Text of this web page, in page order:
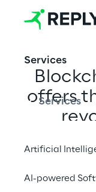
Services
Services
Artificial
AI-powered
offers